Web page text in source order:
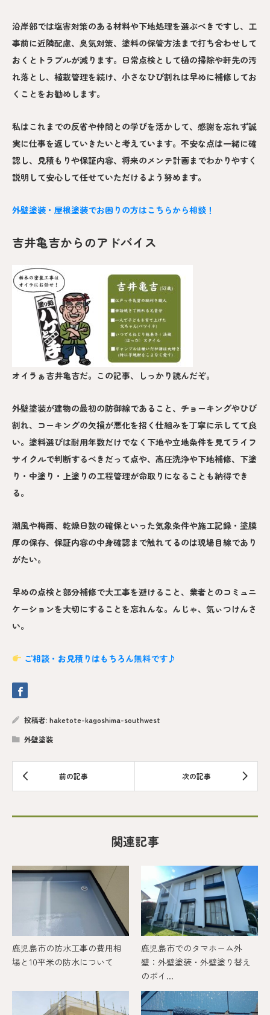
沿岸部では塩害対策のある材料や下地処理を選ぶべきですし、工
事前に近隣配慮、臭気対策、塗料の保管方法まで打ち合わせして
おくとトラブルが減ります。日常点検として樋の掃除や軒先の汚
れ落とし、植栽管理を続け、小さなひび割れは早めに補修してお
くことをお勧めします。
私はこれまでの反省や仲間との学びを活かして、感謝を忘れず誠
実に仕事を返していきたいと考えています。不安な点は一緒に確
認し、見積もりや保証内容、将来のメンテ計画までわかりやすく
説明して安心して任せていただけるよう努めます。
外壁塗装・屋根塗装でお困りの方はこちらから相談！
吉井亀吉からのアドバイス
オイラぁ吉井亀吉だ。この記事、しっかり読んだぞ。
外壁塗装が建物の最初の防御線であること、チョーキングやひび
割れ、コーキングの欠損が悪化を招く仕組みを丁寧に示してて良
い。塗料選びは耐用年数だけでなく下地や立地条件を見てライフ
サイクルで判断するべきだって点や、高圧洗浄や下地補修、下塗
り・中塗り・上塗りの工程管理が命取りになることも納得でき
る。
潮風や梅雨、乾燥日数の確保といった気象条件や施工記録・塗膜
厚の保存、保証内容の中身確認まで触れてるのは現場目線であり
がたい。
早めの点検と部分補修で大工事を避けること、業者とのコミュニ
ケーションを大切にすることを忘れんな。んじゃ、気ぃつけんさ
い。
ご相談・お見積りはもちろん無料です♪
投稿者: haketote-kagoshima-southwest
外壁塗装
関連記事
鹿児島市の防水工事の費用相
場と10平米の防水について
鹿児島市でのタマホーム外
壁：外壁塗装・外壁塗り替え
のポイ...